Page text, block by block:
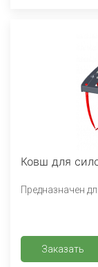
Ковш для
Предназначен
Заказать